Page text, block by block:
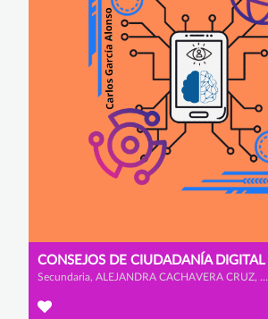
CONSEJOS DE CIUDADANÍA DIGITAL
Secundaria, ALEJANDRA CACHAVERA CRUZ, ALEJANDRA NIETO ALCAIDE y CARLOS GARCÍA ALONSO